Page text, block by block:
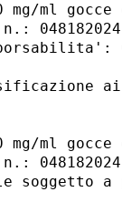
mg/ml gocce
mg/ml gocce
soggetto a